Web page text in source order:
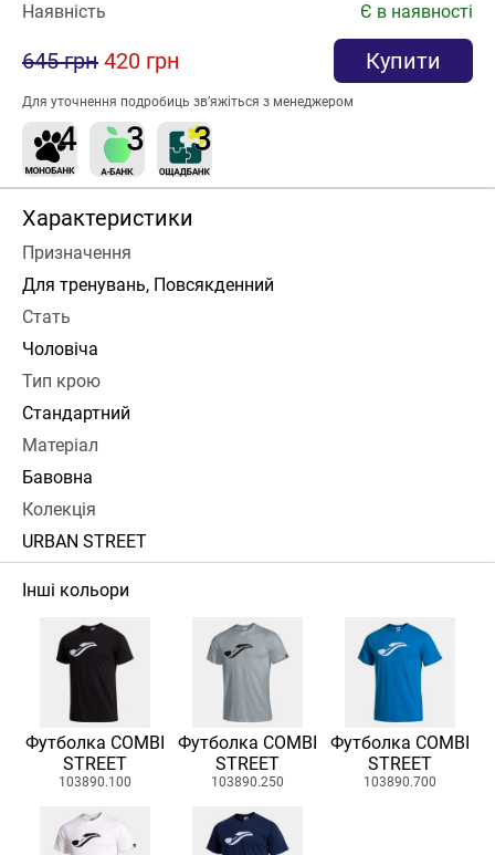
Наявність
Є в наявності
645 грн 420 грн Купити
Для уточнення подробиць зв’яжіться з менеджером
Характеристики
Призначення
Для тренувань, Повсякденний
Стать
Чоловіча
Тип крою
Стандартний
Матеріал
Бавовна
Колекція
URBAN STREET
Інші кольори
Футболка COMBI
STREET
103890.100
Футболка COMBI
STREET
103890.250
Футболка COMBI
STREET
103890.700